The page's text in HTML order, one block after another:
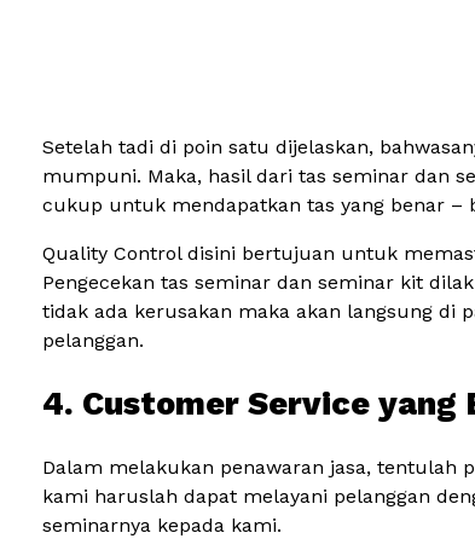
Setelah tadi di poin satu dijelaskan,
mumpuni. Maka, hasil dari tas seminar dan
cukup untuk mendapatkan tas yang benar –
Quality Control disini bertujuan untuk
Pengecekan tas seminar dan seminar kit
tidak ada kerusakan maka akan langsung di
pelanggan.
4. Customer Service yang
Dalam melakukan penawaran jasa, tentulah
kami haruslah dapat melayani pelanggan
seminarnya kepada kami.